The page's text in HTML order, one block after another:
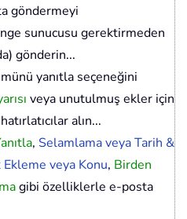
göndermeyi
sunucusu gerektirmeden
gönderin...
yanıtla seçeneğini
veya unutulmuş ekler için
alın...
, Selamlama veya Tarih &
veya Konu, Birden
gibi özelliklerle e-posta